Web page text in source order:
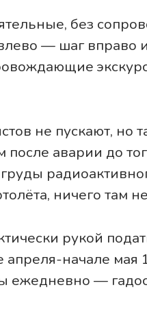
без
— шаг вправо
не пускают, но
после аварии до
ничего там
рукой
начале мая
ежедневно —